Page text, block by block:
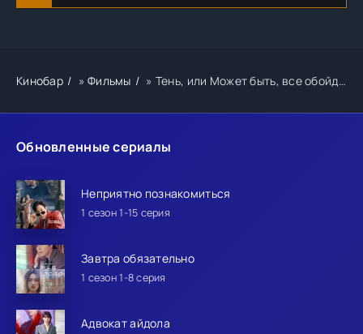
Обновленные сериалы
Неприятно познакомиться
1 сезон 1-15 серия
Завтра обязательно
1 сезон 1-8 серия
Адвокат айдола
Кинобар »Фильмы » Тень, или Может быть, все обойдется